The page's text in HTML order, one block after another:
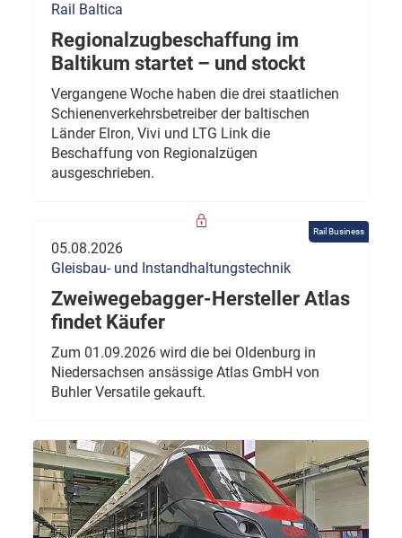
Rail Baltica
Regionalzugbeschaffung im
Baltikum startet – und stockt
Vergangene Woche haben die drei staatlichen
Schienenverkehrsbetreiber der baltischen
Länder Elron, Vivi und LTG Link die
Beschaffung von Regionalzügen
ausgeschrieben.
Rail Business
05.08.2026
Gleisbau- und Instandhaltungstechnik
Zweiwegebagger-Hersteller Atlas
findet Käufer
Zum 01.09.2026 wird die bei Oldenburg in
Niedersachsen ansässige Atlas GmbH von
Buhler Versatile gekauft.